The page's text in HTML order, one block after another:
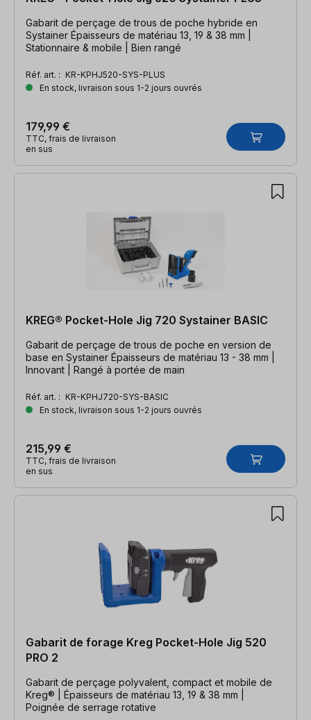
Gabarit de perçage de trous de poche hybride en
Systainer Épaisseurs de matériau 13, 19 & 38 mm |
Stationnaire & mobile | Bien rangé
Réf. art. : KR-KPHJ520-SYS-PLUS
En stock, livraison sous 1-2 jours ouvrés
179,99 €
TTC, frais de livraison
en sus
KREG® Pocket-Hole Jig 720 Systainer BASIC
Gabarit de perçage de trous de poche en version de
base en Systainer Épaisseurs de matériau 13 - 38 mm |
Innovant | Rangé à portée de main
Réf. art. : KR-KPHJ720-SYS-BASIC
En stock, livraison sous 1-2 jours ouvrés
215,99 €
TTC, frais de livraison
en sus
Gabarit de forage Kreg Pocket-Hole Jig 520
PRO 2
Gabarit de perçage polyvalent, compact et mobile de
Kreg® | Épaisseurs de matériau 13, 19 & 38 mm |
Poignée de serrage rotative